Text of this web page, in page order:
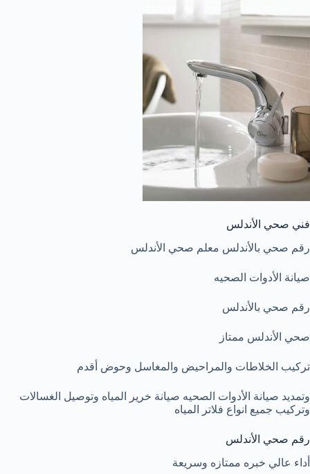
فني صحي الأندلس
رقم صحي بالأندلس معلم صحي الأندلس
صيانة الأدوات الصحيه
رقم صحي بالأندلس
صحي الأندلس ممتاز
تركيب الخلاطات والمراحيض والمغاسل وحوض أقدم
وتمديد صيانة الأدوات الصحيه صيانة خرير المياه وتوصيل الغسالات
وتركيب جميع انواع فلاتر المياه
رقم صحي الأندلس
أداء عالي خبره ممتازه وسريعة